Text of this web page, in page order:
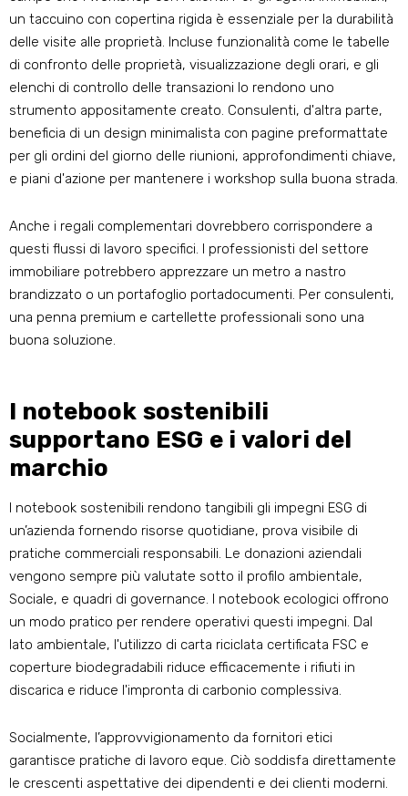
un taccuino con copertina rigida è essenziale per la durabilità
delle visite alle proprietà. Incluse funzionalità come le tabelle
di confronto delle proprietà, visualizzazione degli orari, e gli
elenchi di controllo delle transazioni lo rendono uno
strumento appositamente creato. Consulenti, d'altra parte,
beneficia di un design minimalista con pagine preformattate
per gli ordini del giorno delle riunioni, approfondimenti chiave,
e piani d'azione per mantenere i workshop sulla buona strada.
Anche i regali complementari dovrebbero corrispondere a
questi flussi di lavoro specifici. I professionisti del settore
immobiliare potrebbero apprezzare un metro a nastro
brandizzato o un portafoglio portadocumenti. Per consulenti,
una penna premium e cartellette professionali sono una
buona soluzione.
I notebook sostenibili
supportano ESG e i valori del
marchio
I notebook sostenibili rendono tangibili gli impegni ESG di
un’azienda fornendo risorse quotidiane, prova visibile di
pratiche commerciali responsabili. Le donazioni aziendali
vengono sempre più valutate sotto il profilo ambientale,
Sociale, e quadri di governance. I notebook ecologici offrono
un modo pratico per rendere operativi questi impegni. Dal
lato ambientale, l'utilizzo di carta riciclata certificata FSC e
coperture biodegradabili riduce efficacemente i rifiuti in
discarica e riduce l'impronta di carbonio complessiva.
Socialmente, l’approvvigionamento da fornitori etici
garantisce pratiche di lavoro eque. Ciò soddisfa direttamente
le crescenti aspettative dei dipendenti e dei clienti moderni.